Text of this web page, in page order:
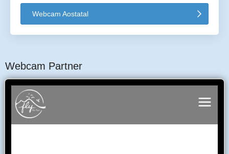
Webcam Aostatal
Webcam Partner